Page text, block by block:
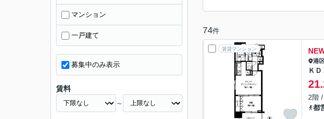
74件
賃貸マンション
港
Ｋ
2階
都
マンション
一戸建て
募集中のみ表示
賃料
～